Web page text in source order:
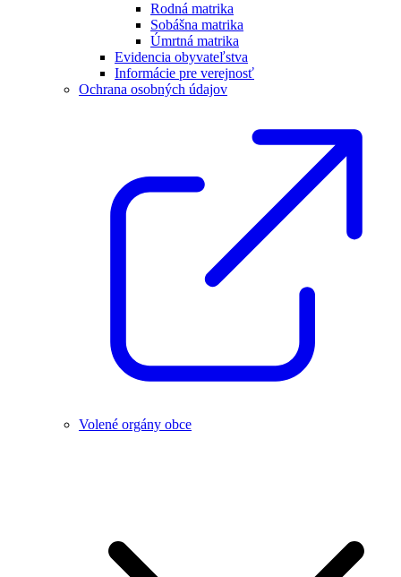
Rodná matrika
Sobášna matrika
Úmrtná matrika
Evidencia obyvateľstva
Informácie pre verejnosť
Ochrana osobných údajov
Volené orgány obce